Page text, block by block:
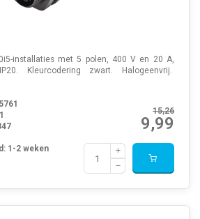
installaties met 5 polen, 400 V en 20 A,
Kleurcodering zwart. Halogeenvrij.
15,26
9,99
1-2 weken